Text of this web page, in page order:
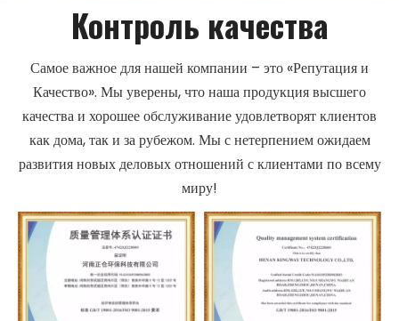
Контроль качества
Самое важное для нашей компании – это «Репутация и
Качество». Мы уверены, что наша продукция высшего
качества и хорошее обслуживание удовлетворят клиентов
как дома, так и за рубежом. Мы с нетерпением ожидаем
развития новых деловых отношений с клиентами по всему
миру!